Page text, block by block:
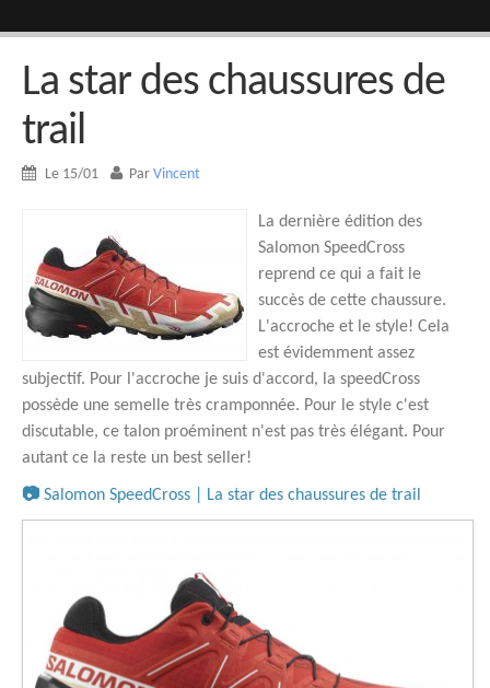
La star des chaussures de
trail
Le 15/01 Par Vincent
La dernière édition des
Salomon SpeedCross
reprend ce qui a fait le
succès de cette chaussure.
L'accroche et le style! Cela
est évidemment assez
subjectif. Pour l'accroche je suis d'accord, la speedCross
possède une semelle très cramponnée. Pour le style c'est
discutable, ce talon proéminent n'est pas très élégant. Pour
autant ce la reste un best seller!
📷 Salomon SpeedCross | La star des chaussures de trail